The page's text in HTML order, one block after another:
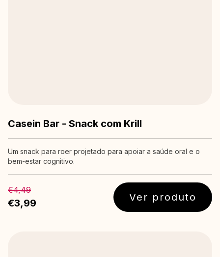
Casein Bar - Snack com Krill
Um snack para roer projetado para apoiar a saúde oral e o
bem-estar cognitivo.
€4,49
€3,99 Ver produto